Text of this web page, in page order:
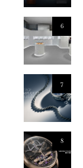
6
7
8